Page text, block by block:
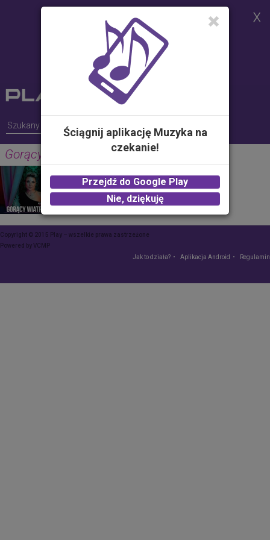
celu realizacji usług i zgodnie z
Polityką Plików Cookies.
Możesz określić warunki
przechowywania lub dostępu do
plików cookies w Twojej
przeglądarce
Gorący wiatr (Eyo Eyo)
PIĘKNI I MŁODZI MAGDALENA NAROŻNA
2.00 zł -KUP
Copyright © 2015 Play – wszelkie prawa zastrzeżone
Powered byVCMP
Jak to działa?
Aplikacja Android Regulamin
Ściągnij aplikację Muzyka na
czekanie!
Przejdź do Google Play
Nie, dziękuję